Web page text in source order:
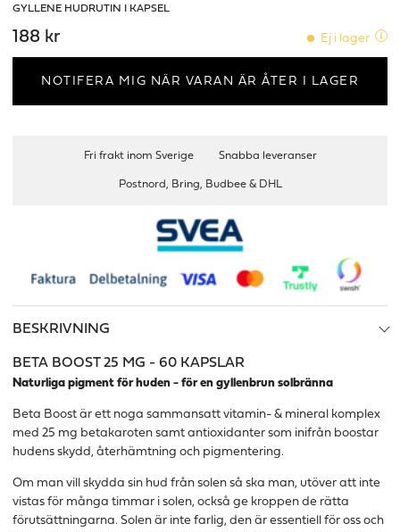
GYLLENE HUDRUTIN I KAPSEL
188 kr Ej i lager
NOTIFERA MIG NÄR VARAN ÄR ÅTER I LAGER
Fri frakt inom Sverige Snabba leveranser
Postnord, Bring, Budbee & DHL
BESKRIVNING
BETA BOOST 25 MG - 60 KAPSLAR
Naturliga pigment för huden - för en gyllenbrun solbränna
Beta Boost är ett noga sammansatt vitamin- & mineral komplex
med 25 mg betakaroten samt antioxidanter som inifrån boostar
hudens skydd, återhämtning och pigmentering.
Om man vill skydda sin hud från solen så ska man, utöver att inte
vistas för många timmar i solen, också ge kroppen de rätta
förutsättningarna. Solen är inte farlig, den är essentiell för oss och